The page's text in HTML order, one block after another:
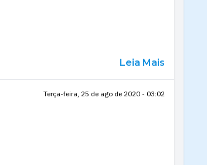
Leia Mais
Terça-feira, 25 de ago de 2020 - 03:02